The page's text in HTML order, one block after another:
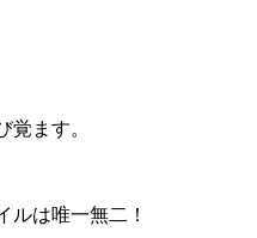
ます。
は唯一無二！